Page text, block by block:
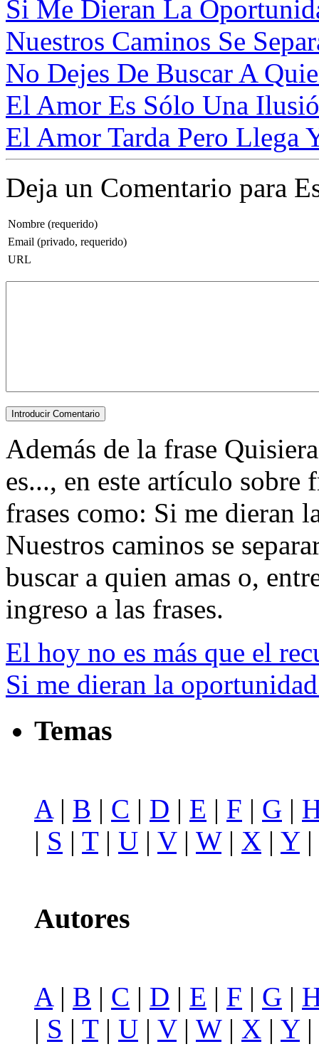
Si Me Dieran La
Nuestros Caminos Se
No Dejes De Buscar A
El Amor Es Sólo Una
El Amor Tarda Pero Llega
Deja un Comentario para
Nombre (requerido)
Email (privado, requerido)
URL
Además de la frase
es..., en este artículo sobre
frases como: Si me dieran
Nuestros caminos se
buscar a quien amas o,
ingreso a las frases.
El hoy no es más que el
Si me dieran la
Temas
A | B | C | D | E | F | G |
| S | T| U | V| W| X | Y|
Autores
A| B | C | D | E | F | G |
| S | T| U | V| W| X | Y|